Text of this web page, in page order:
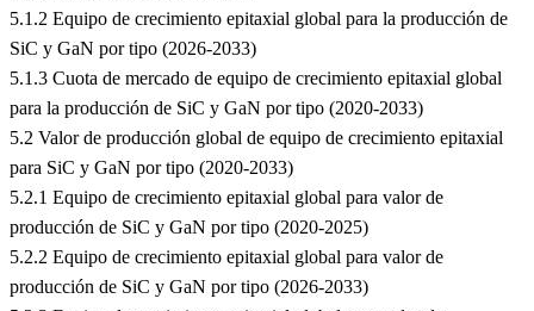
5.1.2 Equipo de crecimiento epitaxial global para la producción de
SiC y GaN por tipo (2026-2033)
5.1.3 Cuota de mercado de equipo de crecimiento epitaxial global
para la producción de SiC y GaN por tipo (2020-2033)
5.2 Valor de producción global de equipo de crecimiento epitaxial
para SiC y GaN por tipo (2020-2033)
5.2.1 Equipo de crecimiento epitaxial global para valor de
producción de SiC y GaN por tipo (2020-2025)
5.2.2 Equipo de crecimiento epitaxial global para valor de
producción de SiC y GaN por tipo (2026-2033)